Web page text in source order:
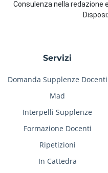
Consulenza nella redazione
Servizi
Domanda Supplenze Docenti
Mad
Interpelli Supplenze
Formazione Docenti
Ripetizioni
In Cattedra